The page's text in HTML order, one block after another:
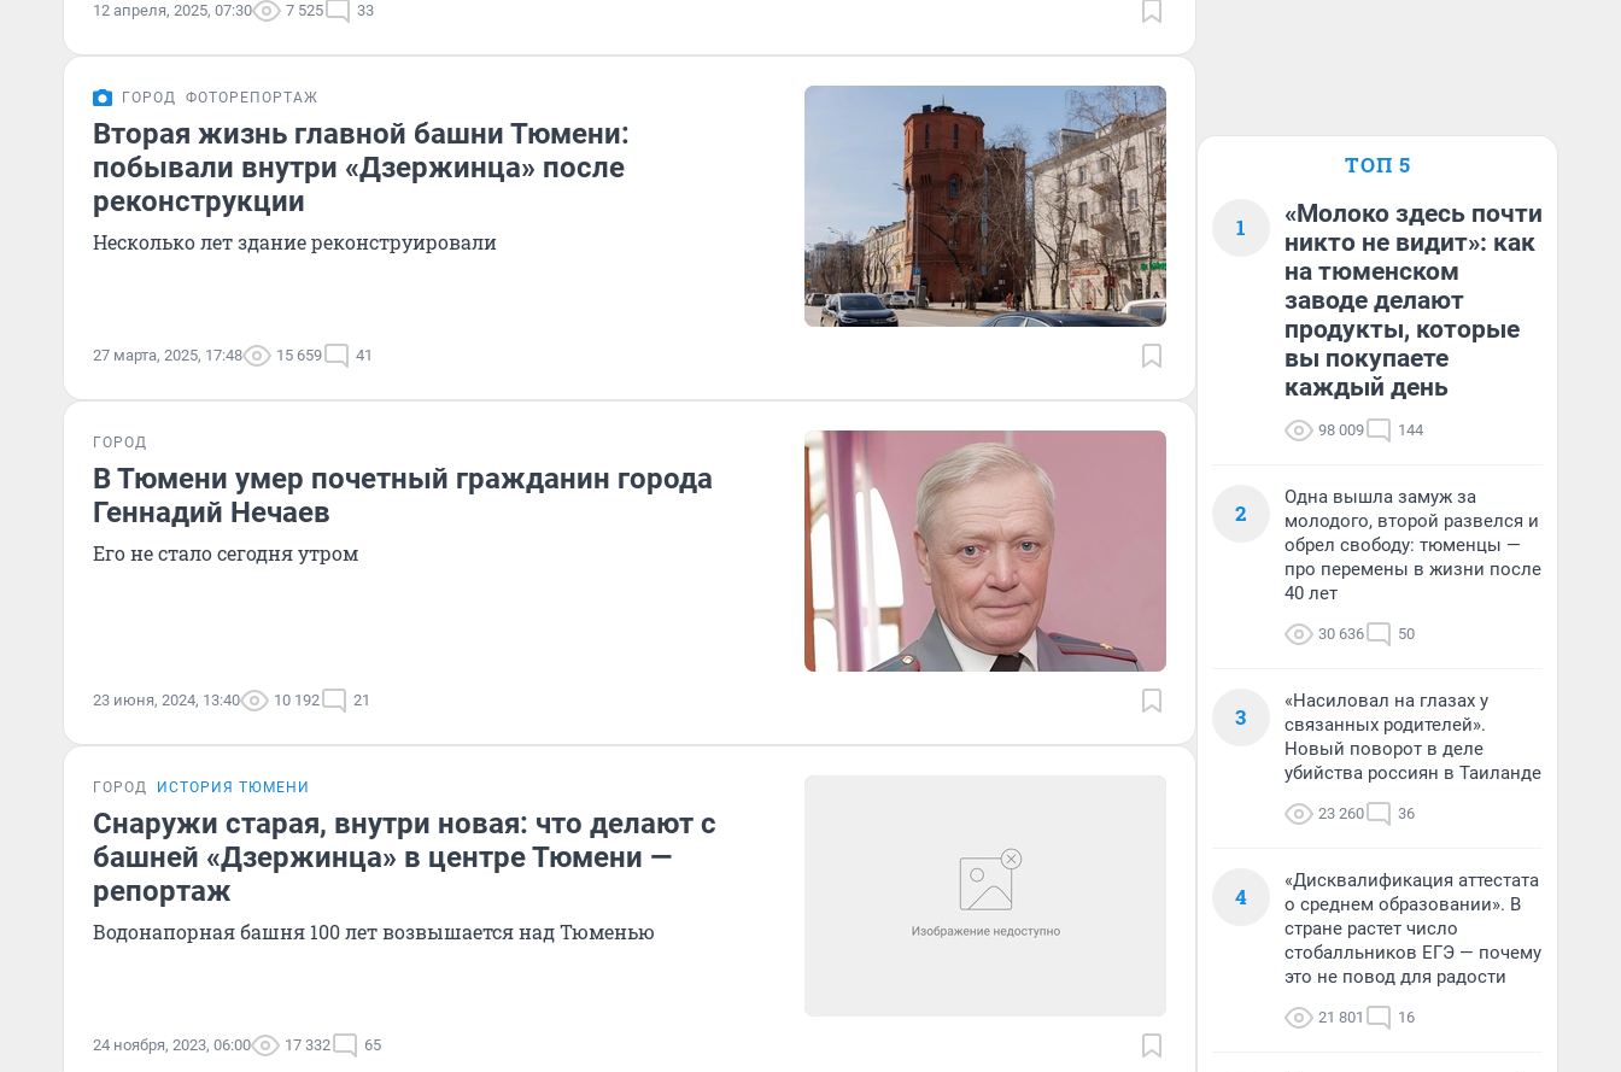
12 апреля, 2025, 07:30 7 525 33
ГОРОД ФОТОРЕПОРТАЖ
Вторая жизнь главной башни Тюмени:
побывали внутри «Дзержинца» после
реконструкции
Несколько лет здание реконструировали
27 марта, 2025, 17:48 15 659 41
ГОРОД
В Тюмени умер почетный гражданин города
Геннадий Нечаев
Его не стало сегодня утром
23 июня, 2024, 13:40 10 192 21
ГОРОД ИСТОРИЯ ТЮМЕНИ
Снаружи старая, внутри новая: что делают с
башней «Дзержинца» в центре Тюмени —
репортаж
Водонапорная башня 100 лет возвышается над Тюменью
24 ноября, 2023, 06:00 17 332 65
ТОП 5
1
«Молоко здесь почти
никто не видит»: как
на тюменском
заводе делают
продукты, которые
вы покупаете
каждый день
98 009 144
2
Одна вышла замуж за
молодого, второй развелся и
обрел свободу: тюменцы —
про перемены в жизни после
40 лет
30 636 50
3
«Насиловал на глазах у
связанных родителей».
Новый поворот в деле
убийства россиян в Таиланде
23 260 36
4
«Дисквалификация аттестата
о среднем образовании». В
стране растет число
стобалльников ЕГЭ — почему
это не повод для радости
21 801 16